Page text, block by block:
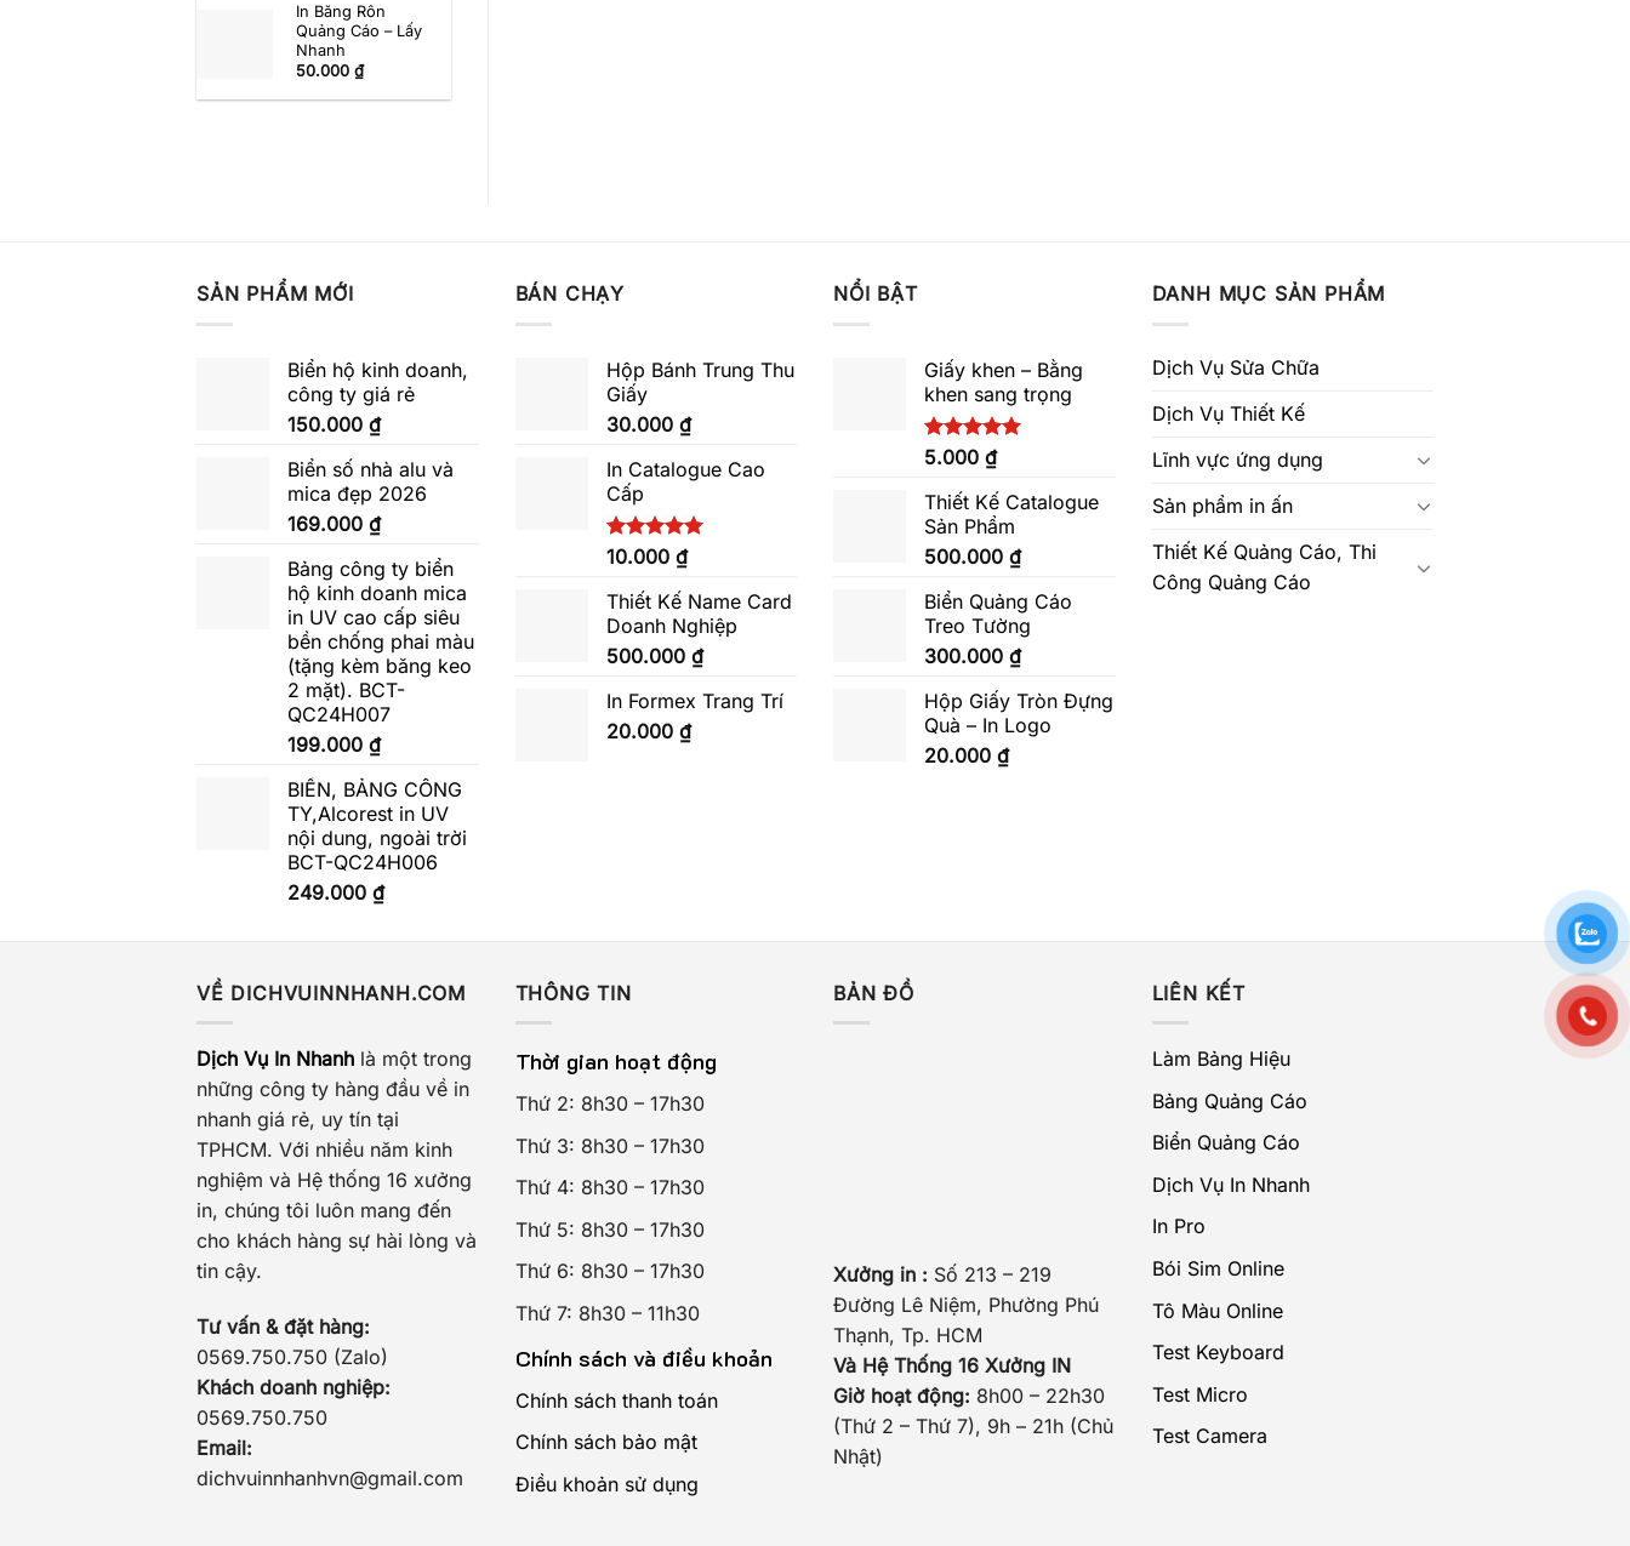
In Băng Rôn
Quảng Cáo – Lấy
Nhanh
50.000₫
SẢN PHẨM MỚI
Biển hộ kinh doanh,
công ty giá rẻ
150.000 ₫
Biển số nhà alu và
mica đẹp 2026
169.000 ₫
Bảng công ty biển
hộ kinh doanh mica
in UV cao cấp siêu
bền chống phai màu
(tặng kèm băng keo
2 mặt). BCT-
QC24H007
199.000 ₫
BIỂN, BẢNG CÔNG
TY,Alcorest in UV
nội dung, ngoài trời
BCT-QC24H006
249.000 ₫
BÁN CHẠY
Hộp Bánh Trung Thu
Giấy
30.000 ₫
In Catalogue Cao
Cấp
Được xếp
5.00
5 sao
10.000 ₫
Thiết Kế Name Card
Doanh Nghiệp
500.000 ₫
In Formex Trang Trí
20.000 ₫
NỔI BẬT
Giấy khen – Bằng
khen sang trọng
Được xếp
5.00
5 sao
5.000 ₫
Thiết Kế Catalogue
Sản Phẩm
500.000 ₫
Biển Quảng Cáo
Treo Tường
300.000 ₫
Hộp Giấy Tròn Đựng
Quà – In Logo
20.000 ₫
DANH MỤC SẢN PHẨM
Dịch Vụ Sửa Chữa
Dịch Vụ Thiết Kế
Lĩnh vực ứng dụng
Sản phẩm in ấn
Thiết Kế Quảng Cáo, Thi
Công Quảng Cáo
VỀ DICHVUINNHANH.COM
Dịch Vụ In Nhanh là một trong
những công ty hàng đầu về in
nhanh giá rẻ, uy tín tại
TPHCM. Với nhiều năm kinh
nghiệm và Hệ thống 16 xưởng
in, chúng tôi luôn mang đến
cho khách hàng sự hài lòng và
tin cậy.
Tư vấn & đặt hàng:
0569.750.750 (Zalo)
Khách doanh nghiệp:
0569.750.750
Email:
dichvuinnhanhvn@gmail.com
THÔNG TIN
Thời gian hoạt động
Thứ 2: 8h30 – 17h30
Thứ 3: 8h30 – 17h30
Thứ 4: 8h30 – 17h30
Thứ 5: 8h30 – 17h30
Thứ 6: 8h30 – 17h30
Thứ 7: 8h30 – 11h30
Chính sách và điều khoản
Chính sách thanh toán
Chính sách bảo mật
Điều khoản sử dụng
BẢN ĐỒ
Xưởng in : Số 213 – 219
Đường Lê Niệm, Phường Phú
Thạnh, Tp. HCM
Và Hệ Thống 16 Xưởng IN
Giờ hoạt động: 8h00 – 22h30
(Thứ 2 – Thứ 7), 9h – 21h (Chủ
Nhật)
LIÊN KẾT
Làm Bảng Hiệu
Bảng Quảng Cáo
Biển Quảng Cáo
Dịch Vụ In Nhanh
In Pro
Bói Sim Online
Tô Màu Online
Test Keyboard
Test Micro
Test Camera